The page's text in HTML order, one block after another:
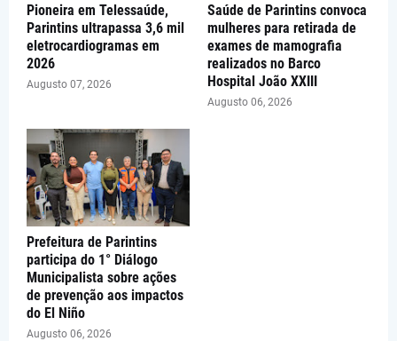
Pioneira em Telessaúde,
Parintins ultrapassa 3,6 mil
eletrocardiogramas em
2026
Augusto 07, 2026
Saúde de Parintins convoca
mulheres para retirada de
exames de mamografia
realizados no Barco
Hospital João XXIII
Augusto 06, 2026
Prefeitura de Parintins
participa do 1° Diálogo
Municipalista sobre ações
de prevenção aos impactos
do El Niño
Augusto 06, 2026